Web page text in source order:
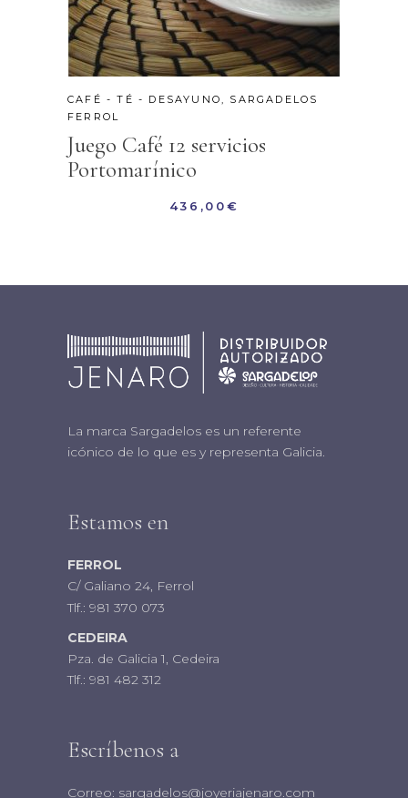
CAFÉ - TÉ - DESAYUNO, SARGADELOS
FERROL
Juego Café 12 servicios
Portomarínico
436,00€
La marca Sargadelos es un referente
icónico de lo que es y representa Galicia.
Estamos en
FERROL
C/ Galiano 24, Ferrol
Tlf.: 981 370 073
CEDEIRA
Pza. de Galicia 1, Cedeira
Tlf.: 981 482 312
Escríbenos a
Correo: sargadelos@joyeriajenaro.com